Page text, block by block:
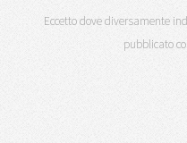
Eccetto dove diversamente
pubblicato